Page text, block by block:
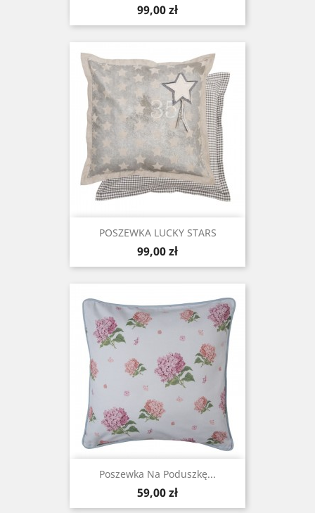
Cena
99,00 zł
POSZEWKA LUCKY STARS
Cena
99,00 zł
Poszewka Na Poduszkę...
Cena
59,00 zł